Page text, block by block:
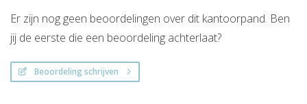
Er zijn nog geen beoordelingen over dit kantoorpand. Ben
jij de eerste die een beoordeling achterlaat?
Beoordeling schrijven